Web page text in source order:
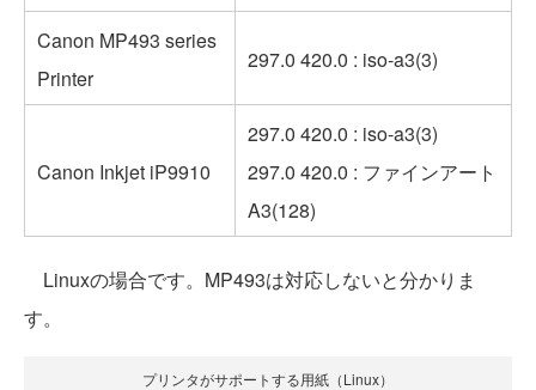
Canon MP493 series
Printer
297.0 420.0 : iso-a3(3)
Canon Inkjet iP9910
297.0 420.0 : iso-a3(3)
297.0 420.0 : ファインアート
A3(128)
Linuxの場合です。MP493は対応しないと分かりま
す。
プリンタがサポートする用紙（Linux）